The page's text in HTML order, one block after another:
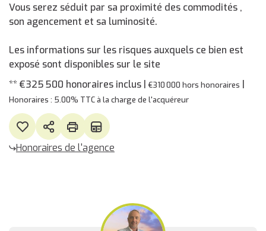
Vous serez séduit par sa proximité des commodités ,
son agencement et sa luminosité.
Les informations sur les risques auxquels ce bien est
exposé sont disponibles sur le site
** €325 500 honoraires inclus €310 000 hors honoraires
Honoraires : 5.00% TTC à la charge de l'acquéreur
Honoraires de l'agence